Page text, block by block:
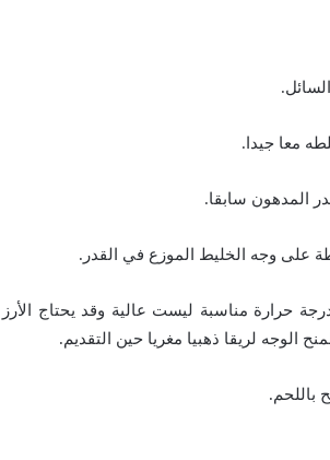
معا جيدا.
المدهون سابقا.
على وجه الخليط الموزع في القدر.
حرارة مناسبة ليست عالية وقد يحتاج الأرز
الوجه لريقا ذهبيا مغريا حين التقديم.
باللحم.